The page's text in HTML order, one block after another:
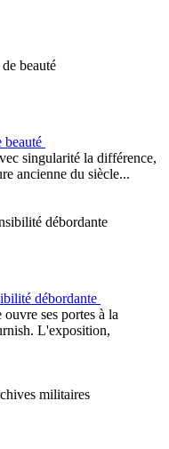
beauté
singularité la différence,
ancienne du siècle...
débordante
ses portes à la
L'exposition,